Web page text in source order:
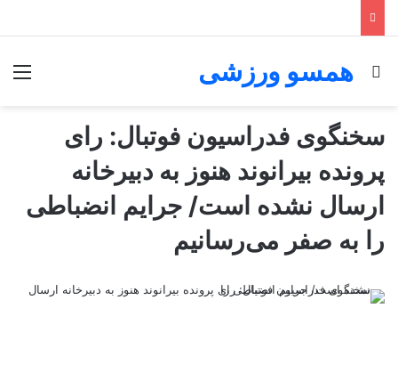
همسو ورزشی
جستجو برای
سخنگوی فدراسیون فوتبال: رای
پرونده بیرانوند هنوز به دبیرخانه
ارسال نشده است/ جرایم انضباطی
را به صفر می‌رسانیم